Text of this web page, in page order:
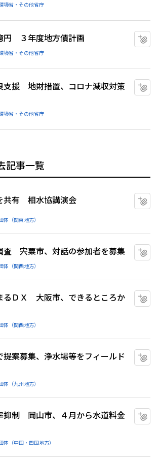
境省・その他省庁
円 ３年度地方債計画
境省・その他省庁
支援 地財措置、コロナ減収対策
境省・その他省庁
記事一覧
共有 相水協講演会
体（関東地方）
査 宍粟市、対話の参加者を募集
体（関西地方）
るＤＸ 大阪市、できるところか
体（関西地方）
案募集、浄水場等をフィールド
体（九州地方）
抑制 岡山市、４月から水道料金
体（中国・四国地方）